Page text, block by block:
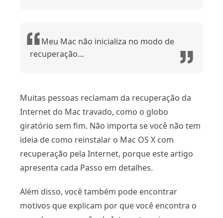
Meu Mac não inicializa no modo de
recuperação…
Muitas pessoas reclamam da recuperação da
Internet do Mac travado, como o globo
giratório sem fim. Não importa se você não tem
ideia de como reinstalar o Mac OS X com
recuperação pela Internet, porque este artigo
apresenta cada Passo em detalhes.
Além disso, você também pode encontrar
motivos que explicam por que você encontra o